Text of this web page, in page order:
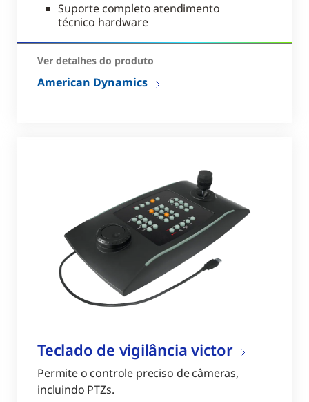
Suporte completo atendimento
técnico hardware
Ver detalhes do produto
American Dynamics
Teclado de vigilância victor
Permite o controle preciso de câmeras,
incluindo PTZs.